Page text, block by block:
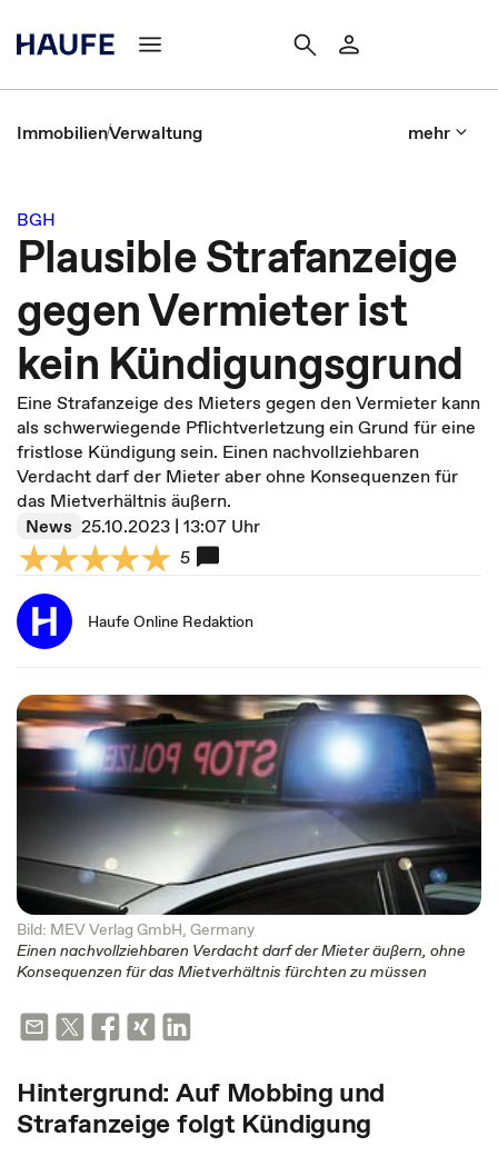
ImmobilienVerwaltung mehr
BGH
Plausible Strafanzeige
gegen Vermieter ist
kein Kündigungsgrund
Eine Strafanzeige des Mieters gegen den Vermieter kann
als schwerwiegende Pflichtverletzung ein Grund für eine
fristlose Kündigung sein. Einen nachvollziehbaren
Verdacht darf der Mieter aber ohne Konsequenzen für
das Mietverhältnis äußern.
News 25.10.2023 | 13:07 Uhr
5
Haufe Online Redaktion
Bild: MEV Verlag GmbH, Germany
Einen nachvollziehbaren Verdacht darf der Mieter äußern, ohne
Konsequenzen für das Mietverhältnis fürchten zu müssen
Hintergrund: Auf Mobbing und
Strafanzeige folgt Kündigung